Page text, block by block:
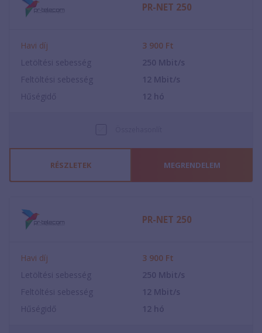
PR-NET 250
Havi díj 3 900 Ft
Letöltési sebesség
250 Mbit/s
Feltöltési sebesség
12 Mbit/s
Hűségidő
12 hó
RÉSZLETEK MEGRENDELEM
PR-NET 250
Havi díj 3 900 Ft
Letöltési sebesség
250 Mbit/s
Feltöltési sebesség
12 Mbit/s
Hűségidő
12 hó